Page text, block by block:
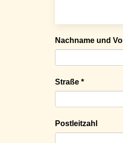
Nachname und
Straße *
Postleitzahl